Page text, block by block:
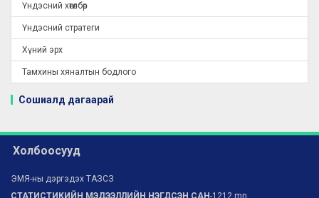
Үндэсний хөтөлбөр
Үндэсний стратеги
Хүний эрх
Тамхины хяналтын бодлого
Сошиалд дагаарай
Холбоосууд
ЭМЯ-ны дэргэдэх ТАЗСЗ